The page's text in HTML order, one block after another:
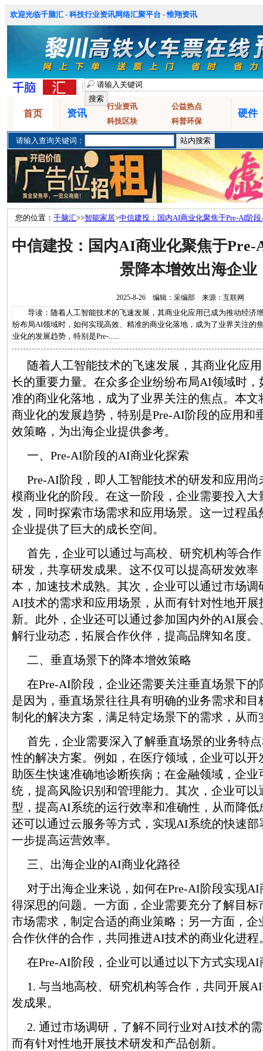
欢迎光临千脑汇 - 科技行业资讯网络汇聚平台 - 惟翔资讯
首页 资讯
行业资讯
公益热点
科技区块
科普环保
硬件
请输入查询关键词：
您的位置： 千脑汇>>智能家居>中信建投：国内AI商业化聚焦于Pre-AI阶
中信建投：国内AI商业化聚焦于Pre-
景降本增效出海企业
2025-8-26 编辑：采编部 来源：互联网
导读：随着人工智能技术的飞速发展，其商业化应用已成为推动经济
纷布局AI领域时，如何实现高效、精准的商业化落地，成为了业界关注的
业化的发展趋势，特别是Pre-......
随着人工智能技术的飞速发展，其商业化应
长的重要力量。在众多企业纷纷布局AI领域时，
准的商业化落地，成为了业界关注的焦点。本
商业化的发展趋势，特别是Pre-AI阶段的应用和
效策略，为出海企业提供参考。
一、Pre-AI阶段的AI商业化探索
Pre-AI阶段，即人工智能技术的研发和应用
模商业化的阶段。在这一阶段，企业需要投入大
发，同时探索市场需求和应用场景。这一过程
企业提供了巨大的成长空间。
首先，企业可以通过与高校、研究机构等合
研发，共享研发成果。这不仅可以提高研发效率
本，加速技术成熟。其次，企业可以通过市场调
AI技术的需求和应用场景，从而有针对性地开
新。此外，企业还可以通过参加国内外的AI展
解行业动态，拓展合作伙伴，提高品牌知名度。
二、垂直场景下的降本增效策略
在Pre-AI阶段，企业还需要关注垂直场景下
是因为，垂直场景往往具有明确的业务需求和
制化的解决方案，满足特定场景下的需求，从而
首先，企业需要深入了解垂直场景的业务特
性的解决方案。例如，在医疗领域，企业可以开
助医生快速准确地诊断疾病；在金融领域，企
统，提高风险识别和管理能力。其次，企业可以
型，提高AI系统的运行效率和准确性，从而降低
还可以通过云服务等方式，实现AI系统的快速部
一步提高运营效率。
三、出海企业的AI商业化路径
对于出海企业来说，如何在Pre-AI阶段实现
得深思的问题。一方面，企业需要充分了解目标
市场需求，制定合适的商业策略；另一方面，企
合作伙伴的合作，共同推进AI技术的商业化进程
在Pre-AI阶段，企业可以通过以下方式实现AI
1. 与当地高校、研究机构等合作，共同开展
发成果。
2. 通过市场调研，了解不同行业对AI技术的
而有针对性地开展技术研发和产品创新。